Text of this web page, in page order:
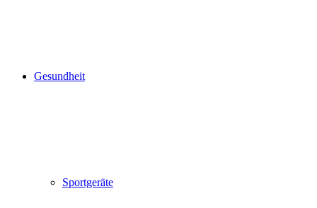
Gesundheit
Sportgeräte